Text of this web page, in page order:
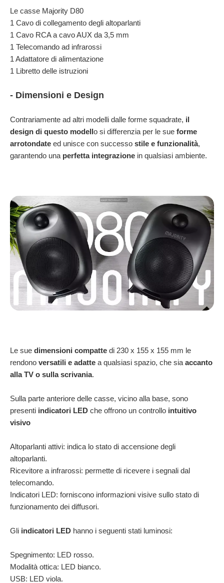
Le casse Majority D80
1 Cavo di collegamento degli altoparlanti
1 Cavo RCA a cavo AUX da 3,5 mm
1 Telecomando ad infrarossi
1 Adattatore di alimentazione
1 Libretto delle istruzioni
- Dimensioni e Design
Contrariamente ad altri modelli dalle forme squadrate, il
design di questo modello si differenzia per le sue forme
arrotondate ed unisce con successo stile e funzionalità,
garantendo una perfetta integrazione in qualsiasi ambiente.
Le sue dimensioni compatte di 230 x 155 x 155 mm le
rendono versatili e adatte a qualsiasi spazio, che sia accanto
alla TV o sulla scrivania.
Sulla parte anteriore delle casse, vicino alla base, sono
presenti indicatori LED che offrono un controllo intuitivo
visivo
Altoparlanti attivi: indica lo stato di accensione degli
altoparlanti.
Ricevitore a infrarossi: permette di ricevere i segnali dal
telecomando.
Indicatori LED: forniscono informazioni visive sullo stato di
funzionamento dei diffusori.
Gli indicatori LED hanno i seguenti stati luminosi:
Spegnimento: LED rosso.
Modalità ottica: LED bianco.
USB: LED viola.